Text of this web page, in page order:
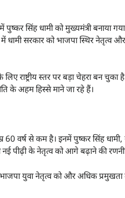
सिंह धामी को मुख्यमंत्री बनाया
धामी सरकार को भाजपा स्थिर नेतृत्व
राष्ट्रीय स्तर पर बड़ा चेहरा बन
के अहम हिस्से माने जा रहे हैं।
60 वर्ष से कम है। इनमें पुष्कर सिंह
नई पीढ़ी के नेतृत्व को आगे बढ़ाने की
युवा नेतृत्व को और अधिक प्रमुखता